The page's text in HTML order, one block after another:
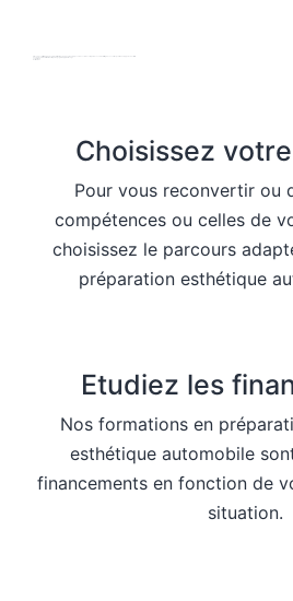
Choisissez
Pour vous reconvertir ou
compétences ou celles de
choisissez le parcours
préparation esthétique
Etudiez les
Nos formations en
esthétique automobile
financements en fonction de
situation.